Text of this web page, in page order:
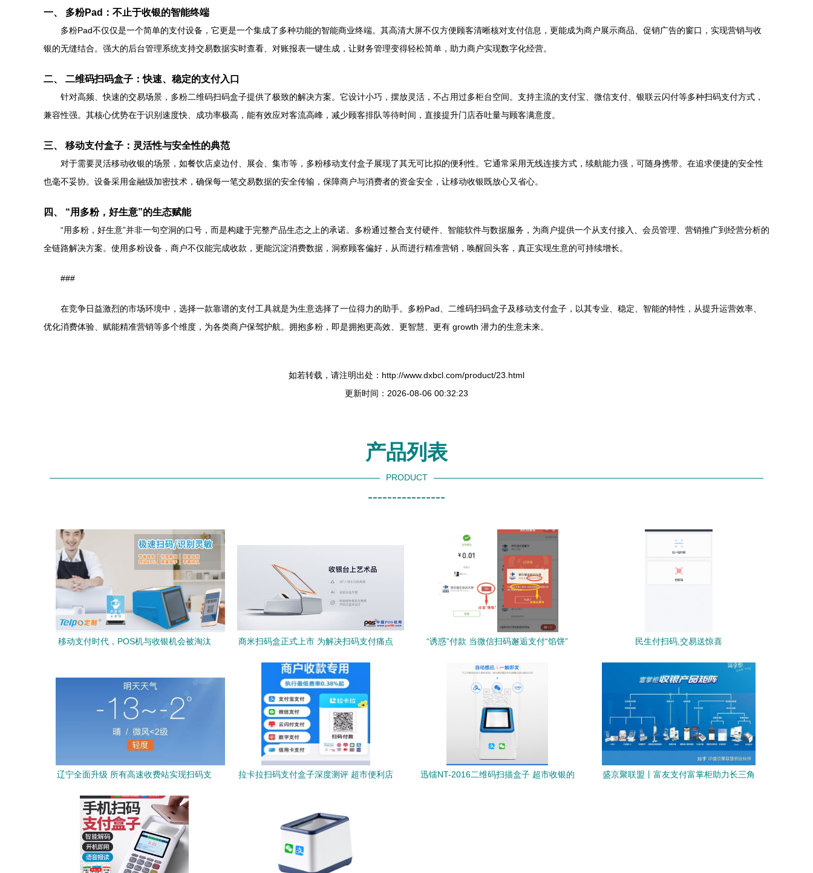
一、 多粉Pad：不止于收银的智能终端
多粉Pad不仅仅是一个简单的支付设备，它更是一个集成了多种功能的智能商业终端。其高清大屏不仅方便顾客清晰核对支付信息，更能成为商户展示商品、促销广告的窗口，实现营销与收
银的无缝结合。强大的后台管理系统支持交易数据实时查看、对账报表一键生成，让财务管理变得轻松简单，助力商户实现数字化经营。
二、 二维码扫码盒子：快速、稳定的支付入口
针对高频、快速的交易场景，多粉二维码扫码盒子提供了极致的解决方案。它设计小巧，摆放灵活，不占用过多柜台空间。支持主流的支付宝、微信支付、银联云闪付等多种扫码支付方式，
兼容性强。其核心优势在于识别速度快、成功率极高，能有效应对客流高峰，减少顾客排队等待时间，直接提升门店吞吐量与顾客满意度。
三、 移动支付盒子：灵活性与安全性的典范
对于需要灵活移动收银的场景，如餐饮店桌边付、展会、集市等，多粉移动支付盒子展现了其无可比拟的便利性。它通常采用无线连接方式，续航能力强，可随身携带。在追求便捷的安全性
也毫不妥协。设备采用金融级加密技术，确保每一笔交易数据的安全传输，保障商户与消费者的资金安全，让移动收银既放心又省心。
四、 “用多粉，好生意”的生态赋能
“用多粉，好生意”并非一句空洞的口号，而是构建于完整产品生态之上的承诺。多粉通过整合支付硬件、智能软件与数据服务，为商户提供一个从支付接入、会员管理、营销推广到经营分析的
全链路解决方案。使用多粉设备，商户不仅能完成收款，更能沉淀消费数据，洞察顾客偏好，从而进行精准营销，唤醒回头客，真正实现生意的可持续增长。
###
在竞争日益激烈的市场环境中，选择一款靠谱的支付工具就是为生意选择了一位得力的助手。多粉Pad、二维码扫码盒子及移动支付盒子，以其专业、稳定、智能的特性，从提升运营效率、
优化消费体验、赋能精准营销等多个维度，为各类商户保驾护航。拥抱多粉，即是拥抱更高效、更智慧、更有 growth 潜力的生意未来。
如若转载，请注明出处：http://www.dxbcl.com/product/23.html
更新时间：2026-08-06 00:32:23
产品列表
PRODUCT
----------------
移动支付时代，POS机与收银机会被淘汰
商米扫码盒正式上市 为解决扫码支付痛点
“诱惑”付款 当微信扫码邂逅支付“馅饼” 民生付扫码,交易送惊喜
辽宁全面升级 所有高速收费站实现扫码支
拉卡拉扫码支付盒子深度测评 超市便利店
迅镭NT-2016二维码扫描盒子 超市收银的
盛京聚联盟丨富友支付富掌柜助力长三角